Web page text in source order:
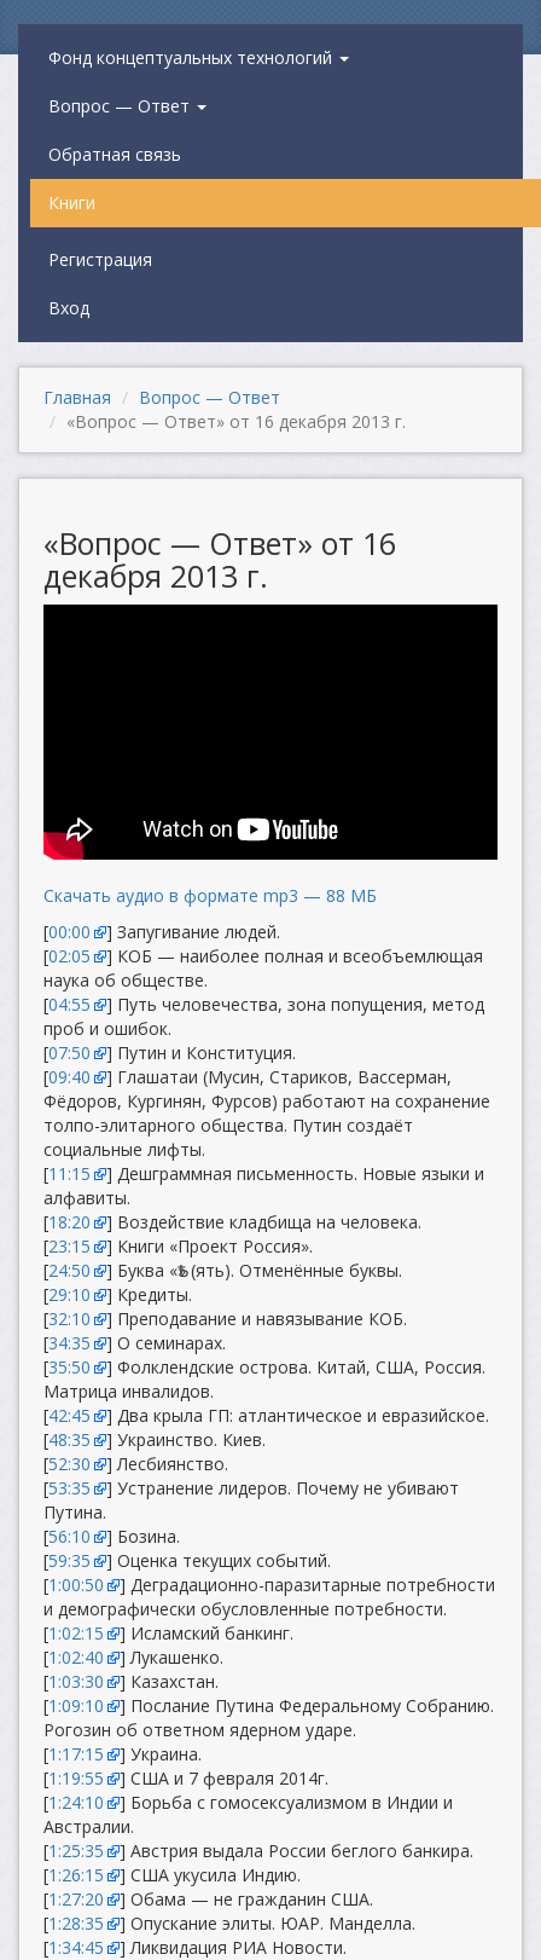
Фонд концептуальных технологий
Вопрос — Ответ
Обратная связь
Книги
Регистрация
Вход
Главная
Вопрос — Ответ
«Вопрос — Ответ» от 16 декабря 2013 г.
«Вопрос — Ответ» от 16
декабря 2013 г.
Скачать аудио в формате mp3 — 88 МБ
[00:00
] Запугивание людей.
[02:05
] КОБ — наиболее полная и всеобъемлющая
наука об обществе.
[04:55
] Путь человечества, зона попущения, метод
проб и ошибок.
[07:50
] Путин и Конституция.
[09:40
] Глашатаи (Мусин, Стариков, Вассерман,
Фёдоров, Кургинян, Фурсов) работают на сохранение
толпо-элитарного общества. Путин создаёт
социальные лифты.
[11:15
] Дешграммная письменность. Новые языки и
алфавиты.
[18:20
] Воздействие кладбища на человека.
[23:15
] Книги «Проект Россия».
[24:50
] Буква «Ѣ» (ять). Отменённые буквы.
[29:10
] Кредиты.
[32:10
] Преподавание и навязывание КОБ.
[34:35
] О семинарах.
[35:50
] Фолклендские острова. Китай, США, Россия.
Матрица инвалидов.
[42:45
] Два крыла ГП: атлантическое и евразийское.
[48:35
] Украинство. Киев.
[52:30
] Лесбиянство.
[53:35
] Устранение лидеров. Почему не убивают
Путина.
[56:10
] Бозина.
[59:35
] Оценка текущих событий.
[1:00:50
] Деградационно-паразитарные потребности
и демографически обусловленные потребности.
[1:02:15
] Исламский банкинг.
[1:02:40
] Лукашенко.
[1:03:30
] Казахстан.
[1:09:10
] Послание Путина Федеральному Собранию.
Рогозин об ответном ядерном ударе.
[1:17:15
] Украина.
[1:19:55
] США и 7 февраля 2014г.
[1:24:10
] Борьба с гомосексуализмом в Индии и
Австралии.
[1:25:35
] Австрия выдала России беглого банкира.
[1:26:15
] США укусила Индию.
[1:27:20
] Обама — не гражданин США.
[1:28:35
] Опускание элиты. ЮАР. Манделла.
[1:34:45 ] Ликвидация РИА Новости.